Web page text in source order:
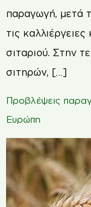
παραγωγή, μετά
τις
σιταριού. Στην
σιτηρών, […]
Προβλέψεις
Ευρώπη